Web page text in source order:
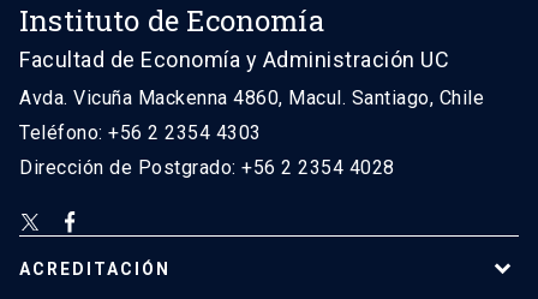
Instituto de Economía
Facultad de Economía y Administración UC
Avda. Vicuña Mackenna 4860, Macul. Santiago, Chile
Teléfono: +56 2 2354 4303
Dirección de Postgrado: +56 2 2354 4028
ACREDITACIÓN